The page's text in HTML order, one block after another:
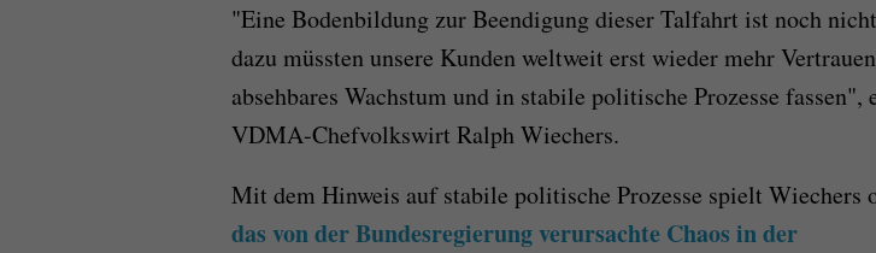
"Eine Bodenbildung zur Beendigung dieser Talfahrt ist noch
dazu müssten unsere Kunden weltweit erst wieder mehr
absehbares Wachstum und in stabile politische Prozesse fassen",
VDMA-Chefvolkswirt Ralph Wiechers.
Mit dem Hinweis auf stabile politische Prozesse spielt Wiechers
das von der Bundesregierung verursachte Chaos in der